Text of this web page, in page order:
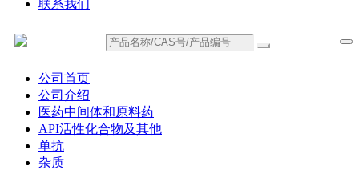
联系我们
公司首页
公司介绍
医药中间体和原料药
API活性化合物及其他
单抗
杂质